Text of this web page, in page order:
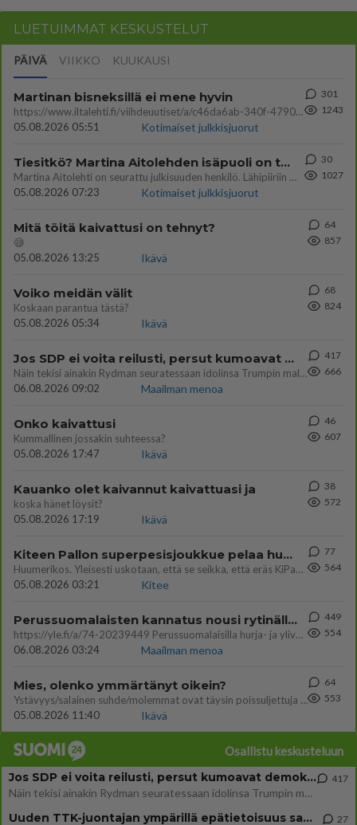
LUETUIMMAT KESKUSTELUT
PÄIVÄ VIIKKO KUUKAUSI
Martinan bisneksillä ei mene hyvin
https://www.iltalehti.fi/viihdeuutiset/a/c46da6ab-340f-4790-aaa7-0865eed2336 Yrityksen konkurssihakemus on tullut kärä
05.08.2026 05:51
Kotimaiset julkkisjuorut
301
1243
Tiesitkö? Martina Aitolehden isäpuoli on tämä suosittu laulaja
Martina Aitolehti on seurattu julkisuuden henkilö. Lähipiiriin mahtuu muitakin tunnettuja henkilöitä. Tiesitkö, että Ma
05.08.2026 07:23
Kotimaiset julkkisjuorut
30
1027
Mitä töitä kaivattusi on tehnyt?
😅
05.08.2026 13:25
Ikävä
64
857
Voiko meidän välit
Koskaan parantua tästä?
05.08.2026 05:34
Ikävä
68
824
Jos SDP ei voita reilusti, persut kumoavat demokratian Suomesta
Näin tekisi ainakin Rydman seuratessaan idolinsa Trumpin mallia https://www.is.fi/politiikka/art-2000012187244.html
06.08.2026 09:02
Maailman menoa
417
666
Onko kaivattusi
Kummallinen jossakin suhteessa?
05.08.2026 17:47
Ikävä
46
607
Kauanko olet kaivannut kaivattuasi ja
koska hänet löysit?
05.08.2026 17:19
Ikävä
38
572
Kiteen Pallon superpesisjoukkue pelaa huumeiden vaikutuksen alaisena
Huumerikos. Yleisesti uskotaan, että se seikka, että eräs KiPan pelaaja kärähtää huumeista, on vain jäävuoren huippu. M
05.08.2026 03:21
Kitee
77
564
Perussuomalaisten kannatus nousi rytinällä Ylen tänään julkaisemassa tuoreimmassa gallup-kyselyssä.
https://yle.fi/a/74-20239449 Perussuomalaisilla hurja- ja ylivoimaisesti suurin nousu tässä uudessa Ylen gallupissa. Kyl
06.08.2026 03:24
Maailman menoa
449
554
Mies, olenko ymmärtänyt oikein?
Ystävyys/salainen suhde/molemmat ovat täysin poissuljettuja asioita? Nainen
05.08.2026 11:40
Ikävä
64
553
Osallistu keskusteluun
Jos SDP ei voita reilusti, persut kumoavat demokratian Suomesta
Näin tekisi ainakin Rydman seuratessaan idolinsa Trumpin mallia https://www.is.fi/politiikka/art-2000012187244.html
417
Uuden TTK-juontajan ympärillä epätietoisuus sakenee - Nyt MTV hämmentää soppaa 27